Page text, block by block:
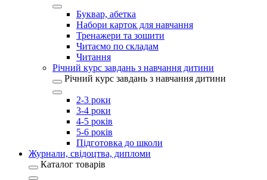
Буквар, абетка
Набори карток для навчання
Тренажери та зошити
Читаємо по складам
Читання
Річний курс завдань з навчання дитини
Річний курс завдань з навчання дитини
2-3 роки
3-4 роки
4-5 років
5-6 років
Підготовка до школи
Журнали, свідоцтва, дипломи
Каталог товарів